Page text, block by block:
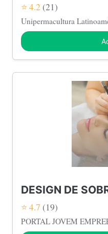
⭐ 4.2 (21)
Unipermacultura
DESIGN DE
⭐ 4.7 (19)
PORTAL JOVEM